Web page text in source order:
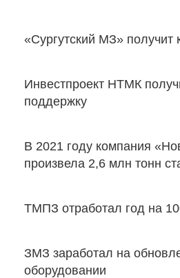
«Сургутский МЗ» получит
Инвестпроект НТМК
поддержку
В 2021 году компания
произвела 2,6 млн тонн
ТМПЗ отработал год на
ЗМЗ заработал на
оборудовании